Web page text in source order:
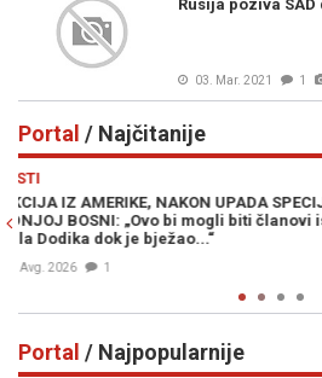
Rusija poziva
03. Mar. 2021 1
Portal / Najčitanije
RS-a U
iste grupe koja je
ŽESTOKE
"Oluju"
Portal / Najpopularnije